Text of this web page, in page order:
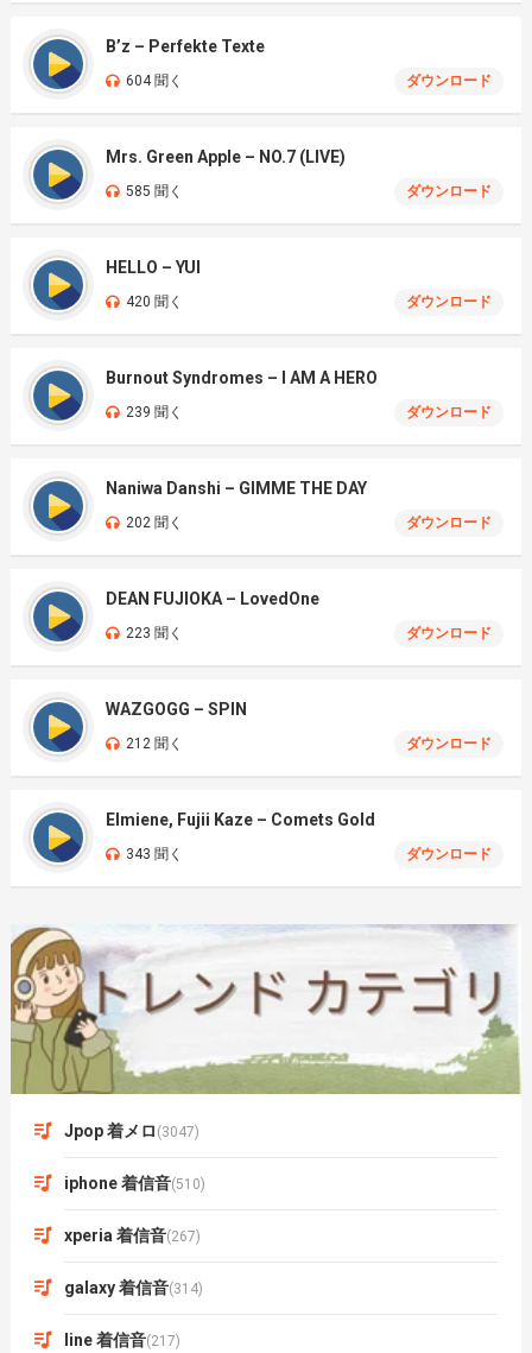
B’z – Perfekte Texte
604 聞く ダウンロード
Mrs. Green Apple – NO.7 (LIVE)
585 聞く ダウンロード
HELLO – YUI
420 聞く ダウンロード
Burnout Syndromes – I AM A HERO
239 聞く ダウンロード
Naniwa Danshi – GIMME THE DAY
202 聞く ダウンロード
DEAN FUJIOKA – LovedOne
223 聞く ダウンロード
WAZGOGG – SPIN
212 聞く ダウンロード
Elmiene, Fujii Kaze – Comets Gold
343 聞く ダウンロード
Jpop 着メロ (3047)
iphone 着信音(510)
xperia 着信音(267)
galaxy 着信音(314)
line 着信音(217)